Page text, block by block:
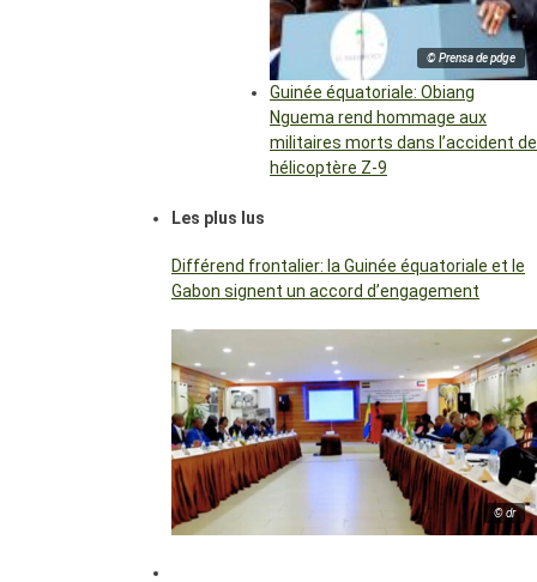
© Prensa de pdge
Guinée équatoriale: Obiang
Nguema rend hommage aux
militaires morts dans l’accident de
hélicoptère Z-9
Les plus lus
Différend frontalier: la Guinée équatoriale et le
Gabon signent un accord d’engagement
© dr